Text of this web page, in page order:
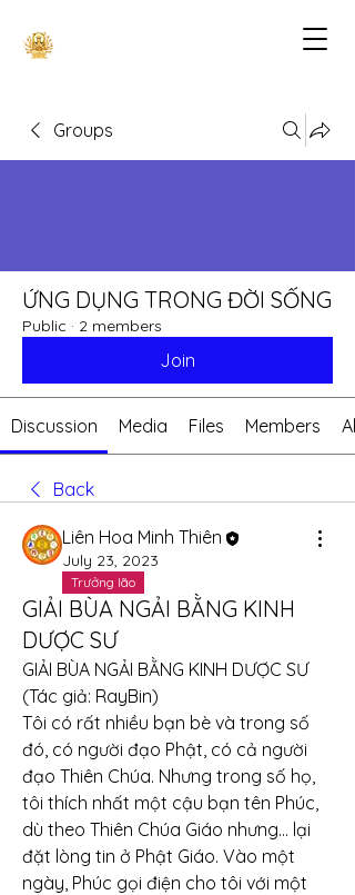
Groups
ỨNG DỤNG TRONG ĐỜI SỐNG
Public · 2 members
Join
Discussion Media Files Members
Back
Liên Hoa Minh Thiên
July 23, 2023
Trưởng lão
GIẢI BÙA NGẢI BẰNG KINH
DƯỢC SƯ
GIẢI BÙA NGẢI BẰNG KINH DƯỢC SƯ
(Tác giả: RayBin)
Tôi có rất nhiều bạn bè và trong số
đó, có người đạo Phật, có cả người
đạo Thiên Chúa. Nhưng trong số họ,
tôi thích nhất một cậu bạn tên Phúc,
dù theo Thiên Chúa Giáo nhưng… lại
đặt lòng tin ở Phật Giáo. Vào một
ngày, Phúc gọi điện cho tôi với một